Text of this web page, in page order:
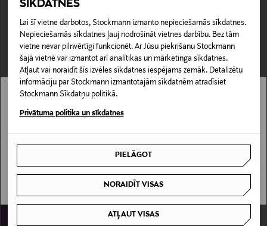
SĪKDATNES
Lai šī vietne darbotos, Stockmann izmanto nepieciešamās sīkdatnes.
Nepieciešamās sīkdatnes ļauj nodrošināt vietnes darbību. Bez tām
vietne nevar pilnvērtīgi funkcionēt. Ar Jūsu piekrišanu Stockmann
šajā vietnē var izmantot arī analītikas un mārketinga sīkdatnes.
Atļaut vai noraidīt šīs izvēles sīkdatnes iespējams zemāk. Detalizētu
informāciju par Stockmann izmantotajām sīkdatnēm atradīsiet
Stockmann Sīkdatņu politikā.
Privātuma politika un sīkdatnes
PIELĀGOT
NORAIDĪT VISAS
ATĻAUT VISAS
Treniņtērps
Original Price
75,00 €
Safari muslīna kombinezons
Discounted Price
32,90 € Original Price
54,91 €
IZPĀRDOŠANA 40%
ADIDAS ORIGINALS
adidas Originals futbola komplekts
Stockmann nav pieejams tavā valstī.